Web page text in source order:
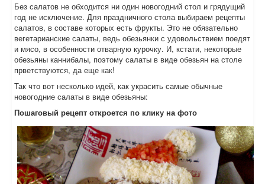
Без салатов не обходится ни один новогодний стол и грядущий
год не исключение. Для праздничного стола выбираем рецепты
салатов, в составе которых есть фрукты. Это не обязательно
вегетарианские салаты, ведь обезьянки с удовольствием поедят
и мясо, в особенности отварную курочку. И, кстати, некоторые
обезьяны каннибалы, поэтому салаты в виде обезьян на столе
прветствуются, да еще как!
Так что вот несколько идей, как украсить самые обычные
новогодние салаты в виде обезьяны:
Пошаговый рецепт откроется по клику на фото